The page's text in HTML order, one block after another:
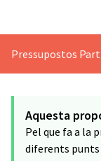
Pressupostos
Aquesta
Pel que fa a la
diferents punts